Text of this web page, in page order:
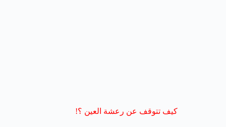
كيف تتوقف عن رعشة العين ؟!